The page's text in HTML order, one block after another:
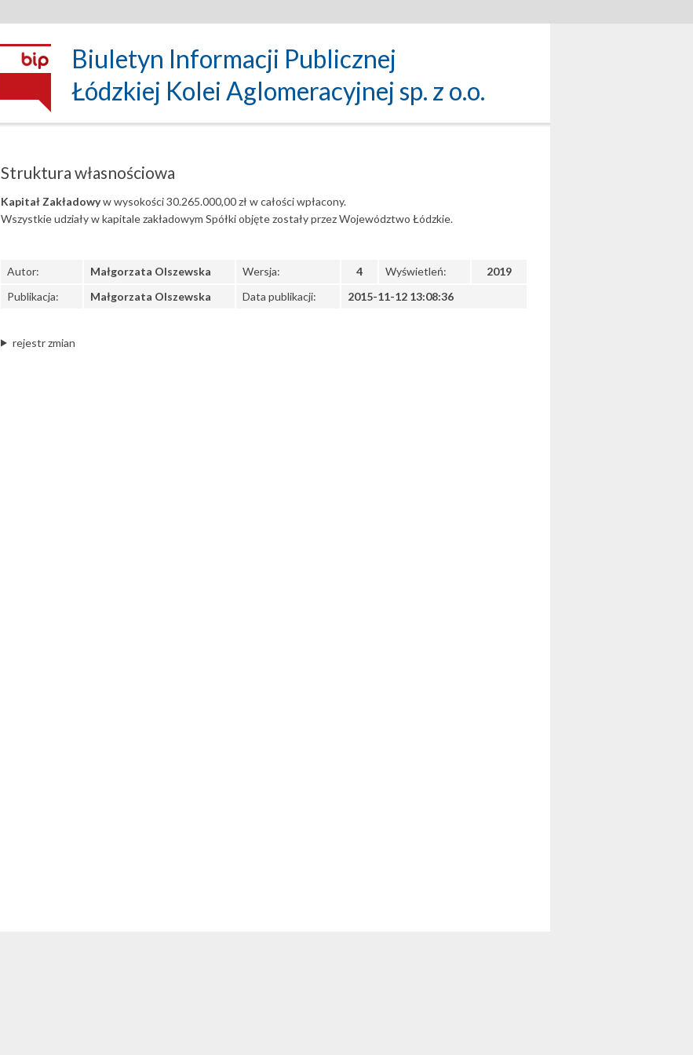
Biuletyn Informacji Publicznej
Łódzkiej Kolei Aglomeracyjnej sp. z o.o.
Struktura własnościowa
Kapitał Zakładowyw wysokości 30.265.000,00 zł w całości wpłacony.
Wszystkie udziały w kapitale zakładowym Spółki objęte zostały przez Województwo Łódzkie.
Autor: Małgorzata Olszewska Wersja: 4 Wyświetleń:
2019
Publikacja:
Małgorzata Olszewska Data publikacji: 2015-11-12 13:08:36
rejestr zmian